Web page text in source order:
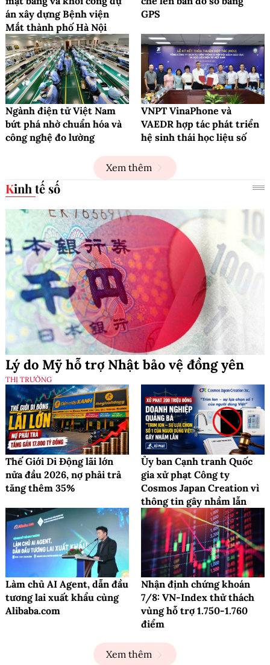
án xây dựng Bệnh viện
Mắt thành phố Hà Nội
GPS
Ngành điện tử Việt Nam
bứt phá nhờ chuẩn hóa và
công nghệ đo lường
VNPT VinaPhone và
VAEDR hợp tác phát triển
hệ sinh thái học liệu số
Xem thêm
Kinh tế số
Lý do Mỹ hỗ trợ Nhật bảo vệ đồng yên
THỊ TRƯỜNG
Thế Giới Di Động lãi lớn
nửa đầu 2026, nợ phải trả
tăng thêm 35%
Ủy ban Cạnh tranh Quốc
gia xử phạt Công ty
Cosmos Japan Creation vì
thông tin gây nhầm lẫn
Làm chủ AI Agent, dẫn đầu
tương lai xuất khẩu cùng
Alibaba.com
Nhận định chứng khoán
7/8: VN-Index thử thách
vùng hỗ trợ 1.750-1.760
điểm
Xem thêm